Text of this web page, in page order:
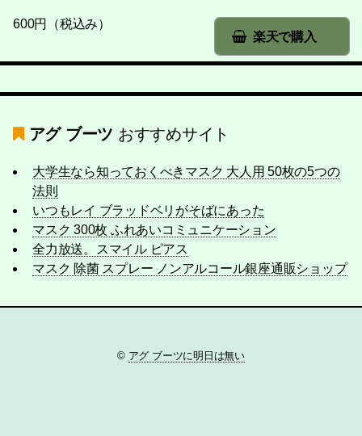
楽天で購入
600円（税込み）
アグ ブーツ おすすめサイト
大学生なら知っておくべきマスク 大人用 50枚の5つの
法則
いつもレイ ブラッドベリがそばにあった
マスク 300枚 ふれあいコミュニケーション
全力放送。スマイル ピアス
マスク 除菌 スプレー ノンアルコール銀座通販ショップ
© アグ ブーツに明日は無い